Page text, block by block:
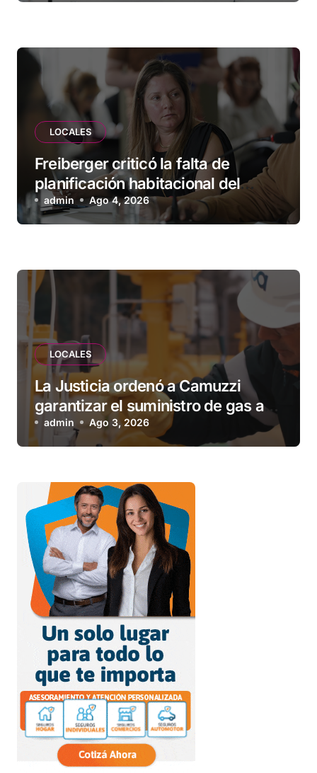
LOCALES
Freiberger criticó la falta de
planificación habitacional del
Municipio: “Vuoto deja afuera a
vecinos que llevan más de 20 años
admin Ago 4, 2026
LOCALES
La Justicia ordenó a Camuzzi
garantizar el suministro de gas a
una familia de Tolhuin
admin Ago 3, 2026